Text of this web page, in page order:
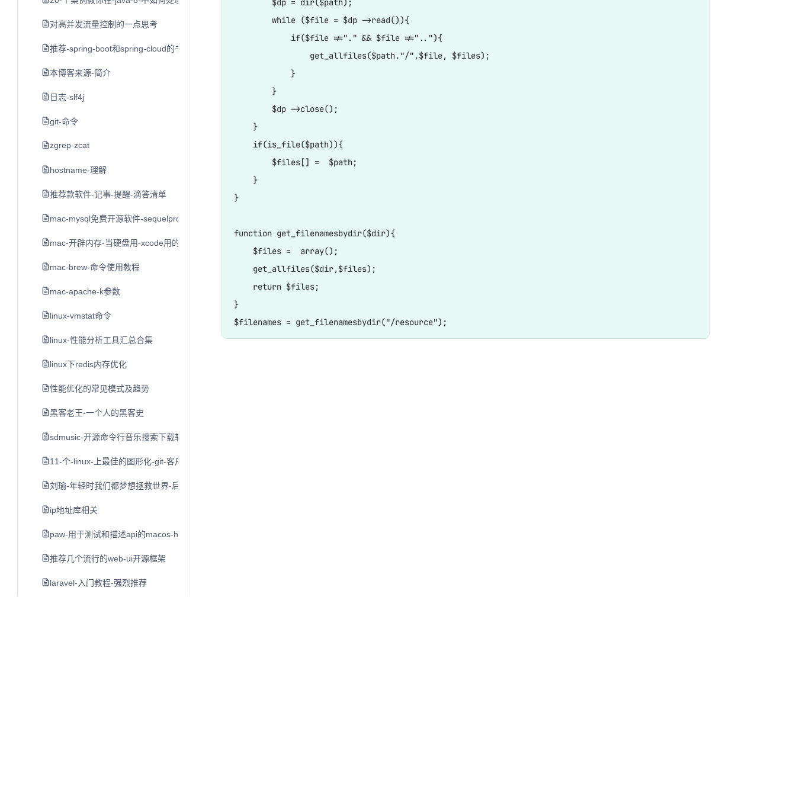
对高并发流量控制的一点思考
推荐-spring-boot和spring-cloud的书
本博客来源-简介
日志-slf4j
git-命令
zgrep-zcat
hostname-理解
推荐款软件-记事-提醒-滴答清单
mac-mysql免费开源软件-sequelpro
mac-开辟内存-当硬盘用-xcode用的-不推荐-留作学习用
mac-brew-命令使用教程
mac-apache-k参数
linux-vmstat命令
linux-性能分析工具汇总合集
linux下redis内存优化
性能优化的常见模式及趋势
黑客老王-一个人的黑客史
sdmusic-开源命令行音乐搜索下载软件
11-个-linux-上最佳的图形化-git-客户端
刘瑜-年轻时我们都梦想拯救世界-后来
ip地址库相关
paw-用于测试和描述api的macos-http客户端
推荐几个流行的web-ui开源框架
laravel-入门教程-强烈推荐
        $dp = dir($path);
        while ($file = $dp ->read()){
            if($file !="." && $file !=".."){
                get_allfiles($path."/".$file, $files);
            }
        }
        $dp ->close();
    }
    if(is_file($path)){
        $files[] =  $path;
    }
}
function get_filenamesbydir($dir){
    $files =  array();
    get_allfiles($dir,$files);
    return $files;
}